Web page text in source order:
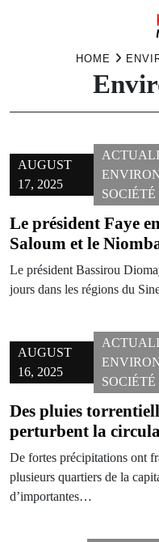
HOME
AUGUST
17, 2025
SOCIÉTÉ
Le président Faye
Saloum et le
Le président Bassirou
jours dans les régions du
AUGUST
16, 2025
SOCIÉTÉ
Des pluies
perturbent la
De fortes précipitations ont
plusieurs quartiers de la
d’importantes…